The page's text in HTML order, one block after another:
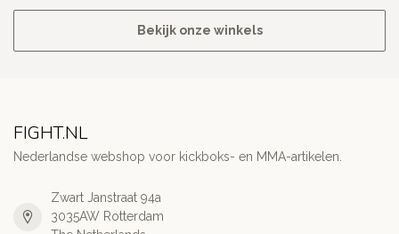
Bekijk onze winkels
FIGHT.NL
Nederlandse webshop voor kickboks- en MMA-artikelen.
Zwart Janstraat 94a
3035AW Rotterdam